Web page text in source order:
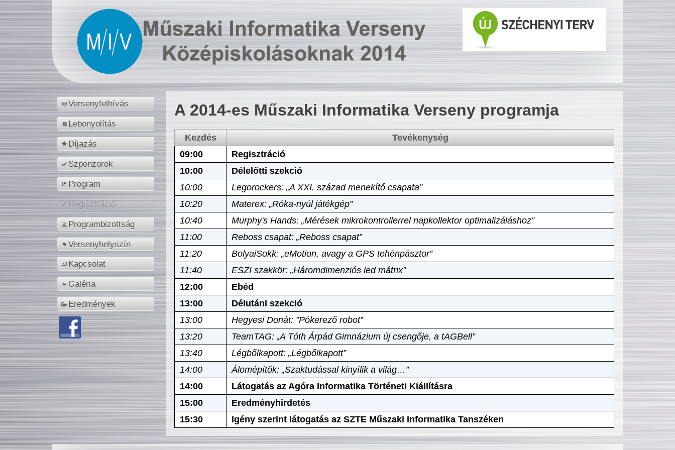
Versenyfelhívás
Lebonyolítás
Díjazás
Szponzorok
Program
Regisztráció
Programbizottság
Versenyhelyszín
Kapcsolat
Galéria
Eredmények
A 2014-es Műszaki Informatika Verseny programja
Kezdés
Tevékenység
09:00
Regisztráció
10:00
Délelőtti szekció
10:00
Legorockers: „A XXI. század menekítő csapata”
10:20
Materex: „Róka-nyúl játékgép”
10:40
Murphy's Hands: „Mérések mikrokontrollerrel napkollektor optimalizáláshoz”
11:00
Reboss csapat: „Reboss csapat”
11:20
BolyaiSokk: „eMotion, avagy a GPS tehénpásztor”
11:40
ESZI szakkör: „Háromdimenziós led mátrix”
12:00
Ebéd
13:00
Délutáni szekció
13:00
Hegyesi Donát: ”Pókerező robot”
13:20
TeamTAG: „A Tóth Árpád Gimnázium új csengője, a tAGBell”
13:40
Légbőlkapott: „Légbőlkapott”
14:00
Álomépítők: „Szaktudással kinyílik a világ…”
14:00
Látogatás az Agóra Informatika Történeti Kiállításra
15:00
Eredményhirdetés
15:30
Igény szerint látogatás az SZTE Műszaki Informatika Tanszéken